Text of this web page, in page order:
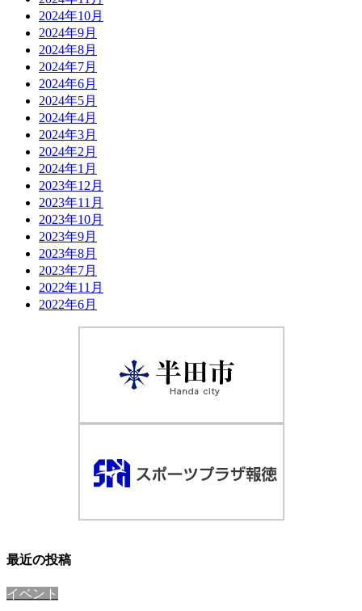
2024年10月
2024年9月
2024年8月
2024年7月
2024年6月
2024年5月
2024年4月
2024年3月
2024年2月
2024年1月
2023年12月
2023年11月
2023年10月
2023年9月
2023年8月
2023年7月
2022年11月
2022年6月
最近の投稿
イベント